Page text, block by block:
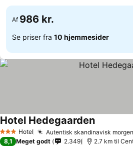
Af 986 kr.
Se priser fra 10 hjemmesider
3 StjernerHotel Autentisk skandinavisk
Hotel Hedegaarden
8,1 Meget godt 2.349 2.7 km til